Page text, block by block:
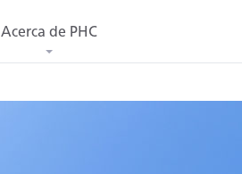
Acerca de PHC